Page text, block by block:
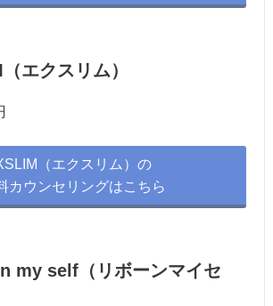
エクスリム）
（エクスリム）の
カウンセリングはこちら
my self（リボーンマイセ